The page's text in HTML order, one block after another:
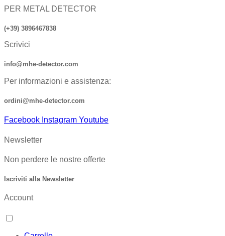
PER METAL DETECTOR
(+39) 3896467838
Scrivici
info@mhe-detector.com
Per informazioni e assistenza:
ordini@mhe-detector.com
Facebook Instagram Youtube
Newsletter
Non perdere le nostre offerte
Iscriviti alla Newsletter
Account